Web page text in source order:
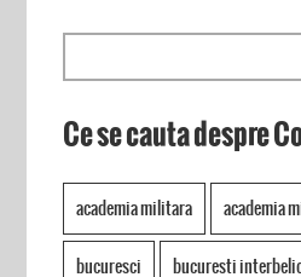
Ce se cauta despre
academia militara academia
bucuresci bucuresti